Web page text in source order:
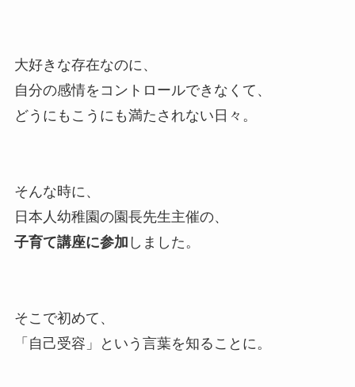
大好きな存在なのに、
自分の感情をコントロールできなくて、
どうにもこうにも満たされない日々。
そんな時に、
日本人幼稚園の園長先生主催の、
子育て講座に参加 しました。
そこで初めて、
「自己受容」という言葉を知ることに。